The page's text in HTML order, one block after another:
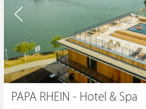
PAPA RHEIN - Hotel & Spa